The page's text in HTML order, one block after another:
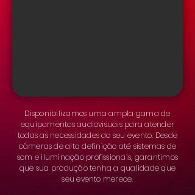
Disponibilizamos uma ampla gama de
equipamentos audiovisuais para atender
todas as necessidades do seu evento. Desde
câmeras de alta definição até sistemas de
som e iluminação profissionais, garantimos
que sua produção tenha a qualidade que
seu evento merece.